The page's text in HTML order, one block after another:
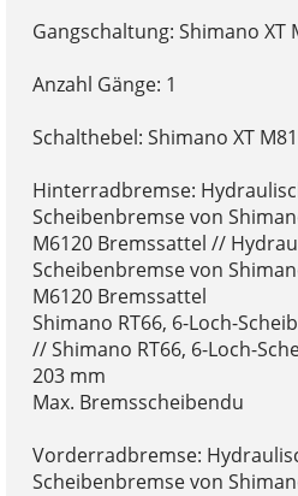
Gangschaltung: Shimano XT
Anzahl Gänge: 1
Schalthebel: Shimano XT
Hinterradbremse:
Scheibenbremse von
M6120 Bremssattel //
Scheibenbremse von
M6120 Bremssattel
Shimano RT66, 6-Loch-
// Shimano RT66, 6-Loch-
203 mm
Max. Bremsscheibendu
Vorderradbremse:
Scheibenbremse von